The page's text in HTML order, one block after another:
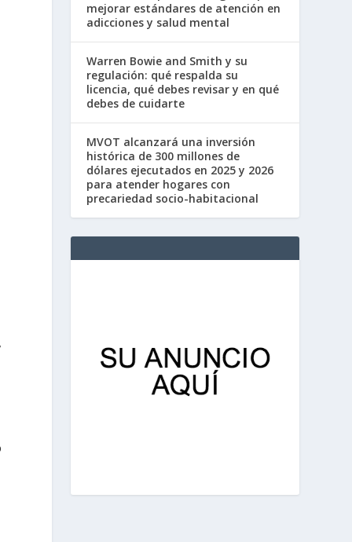
mejorar estándares de atención en
adicciones y salud mental
Warren Bowie and Smith y su
regulación: qué respalda su
licencia, qué debes revisar y en qué
debes de cuidarte
MVOT alcanzará una inversión
histórica de 300 millones de
dólares ejecutados en 2025 y 2026
para atender hogares con
precariedad socio-habitacional